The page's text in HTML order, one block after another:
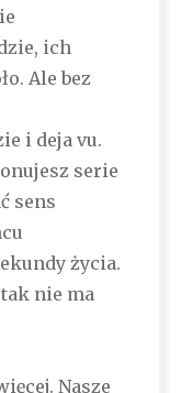
ich
Ale bez
i deja vu.
serie
sens
życia.
nie ma
Nasze